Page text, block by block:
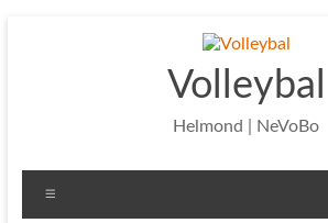
Volleybal
Helmond | NeVoBo